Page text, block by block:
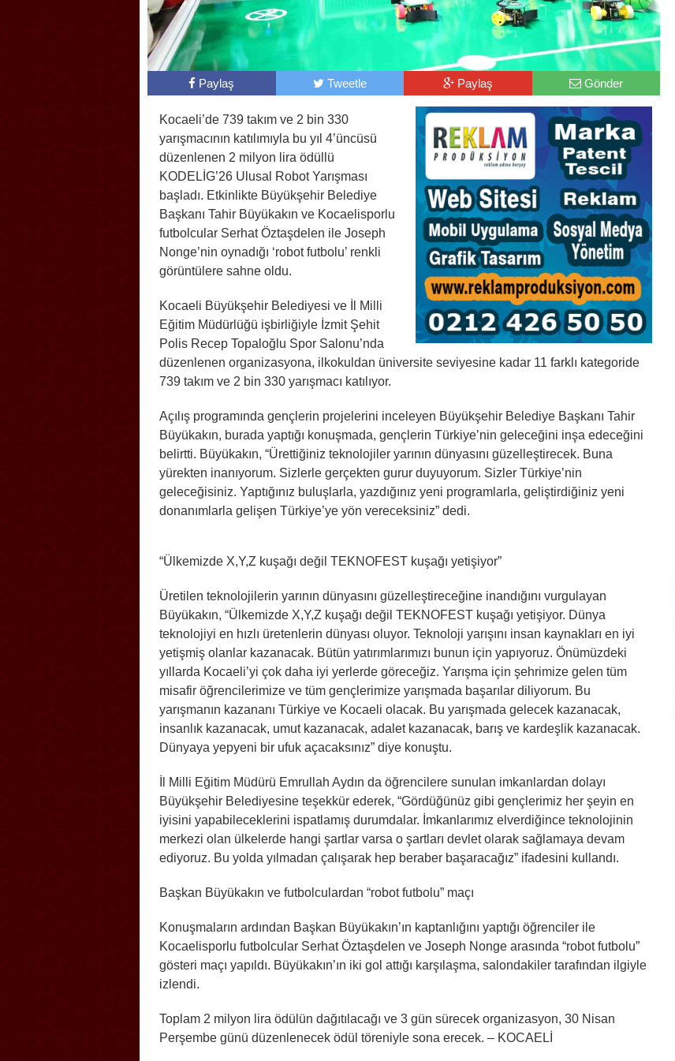
Paylaş Tweetle Paylaş Gönder
Kocaeli’de 739 takım ve 2 bin 330
yarışmacının katılımıyla bu yıl 4’üncüsü
düzenlenen 2 milyon lira ödüllü
KODELİG’26 Ulusal Robot Yarışması
başladı. Etkinlikte Büyükşehir Belediye
Başkanı Tahir Büyükakın ve Kocaelisporlu
futbolcular Serhat Öztaşdelen ile Joseph
Nonge’nin oynadığı ‘robot futbolu’ renkli
görüntülere sahne oldu.
Kocaeli Büyükşehir Belediyesi ve İl Milli
Eğitim Müdürlüğü işbirliğiyle İzmit Şehit
Polis Recep Topaloğlu Spor Salonu’nda
düzenlenen organizasyona, ilkokuldan üniversite seviyesine kadar 11 farklı kategoride
739 takım ve 2 bin 330 yarışmacı katılıyor.
Açılış programında gençlerin projelerini inceleyen Büyükşehir Belediye Başkanı Tahir
Büyükakın, burada yaptığı konuşmada, gençlerin Türkiye’nin geleceğini inşa edeceğini
belirtti. Büyükakın, “Ürettiğiniz teknolojiler yarının dünyasını güzelleştirecek. Buna
yürekten inanıyorum. Sizlerle gerçekten gurur duyuyorum. Sizler Türkiye’nin
geleceğisiniz. Yaptığınız buluşlarla, yazdığınız yeni programlarla, geliştirdiğiniz yeni
donanımlarla gelişen Türkiye’ye yön vereceksiniz” dedi.
“Ülkemizde X,Y,Z kuşağı değil TEKNOFEST kuşağı yetişiyor”
Üretilen teknolojilerin yarının dünyasını güzelleştireceğine inandığını vurgulayan
Büyükakın, “Ülkemizde X,Y,Z kuşağı değil TEKNOFEST kuşağı yetişiyor. Dünya
teknolojiyi en hızlı üretenlerin dünyası oluyor. Teknoloji yarışını insan kaynakları en iyi
yetişmiş olanlar kazanacak. Bütün yatırımlarımızı bunun için yapıyoruz. Önümüzdeki
yıllarda Kocaeli’yi çok daha iyi yerlerde göreceğiz. Yarışma için şehrimize gelen tüm
misafir öğrencilerimize ve tüm gençlerimize yarışmada başarılar diliyorum. Bu
yarışmanın kazananı Türkiye ve Kocaeli olacak. Bu yarışmada gelecek kazanacak,
insanlık kazanacak, umut kazanacak, adalet kazanacak, barış ve kardeşlik kazanacak.
Dünyaya yepyeni bir ufuk açacaksınız” diye konuştu.
İl Milli Eğitim Müdürü Emrullah Aydın da öğrencilere sunulan imkanlardan dolayı
Büyükşehir Belediyesine teşekkür ederek, “Gördüğünüz gibi gençlerimiz her şeyin en
iyisini yapabileceklerini ispatlamış durumdalar. İmkanlarımız elverdiğince teknolojinin
merkezi olan ülkelerde hangi şartlar varsa o şartları devlet olarak sağlamaya devam
ediyoruz. Bu yolda yılmadan çalışarak hep beraber başaracağız” ifadesini kullandı.
Başkan Büyükakın ve futbolculardan “robot futbolu” maçı
Konuşmaların ardından Başkan Büyükakın’ın kaptanlığını yaptığı öğrenciler ile
Kocaelisporlu futbolcular Serhat Öztaşdelen ve Joseph Nonge arasında “robot futbolu”
gösteri maçı yapıldı. Büyükakın’ın iki gol attığı karşılaşma, salondakiler tarafından ilgiyle
izlendi.
Toplam 2 milyon lira ödülün dağıtılacağı ve 3 gün sürecek organizasyon, 30 Nisan
Perşembe günü düzenlenecek ödül töreniyle sona erecek. – KOCAELİ